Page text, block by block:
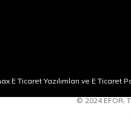
ya da ince desenli
dengeli bir görüntü sunar.
erkekler için işlevsel,
E Ticaret Yazılımları ve E Ticaret
© 2024 EFOR,